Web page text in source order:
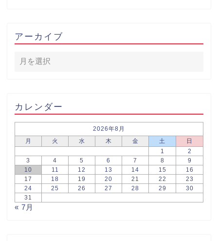
アーカイブ
カレンダー
2026年8月
月
火 水 木 金 土
日
1
2
3
4 5 6 7 8
9
10
11 12 13 14 15
16
17
18 19 20 21 22
23
24
25 26 27 28 29
30
31
« 7月